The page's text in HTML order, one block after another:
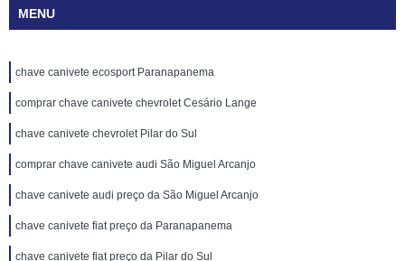
MENU
chave canivete ecosport Paranapanema
comprar chave canivete chevrolet Cesário Lange
chave canivete chevrolet Pilar do Sul
comprar chave canivete audi São Miguel Arcanjo
chave canivete audi preço da São Miguel Arcanjo
chave canivete fiat preço da Paranapanema
chave canivete fiat preço da Pilar do Sul